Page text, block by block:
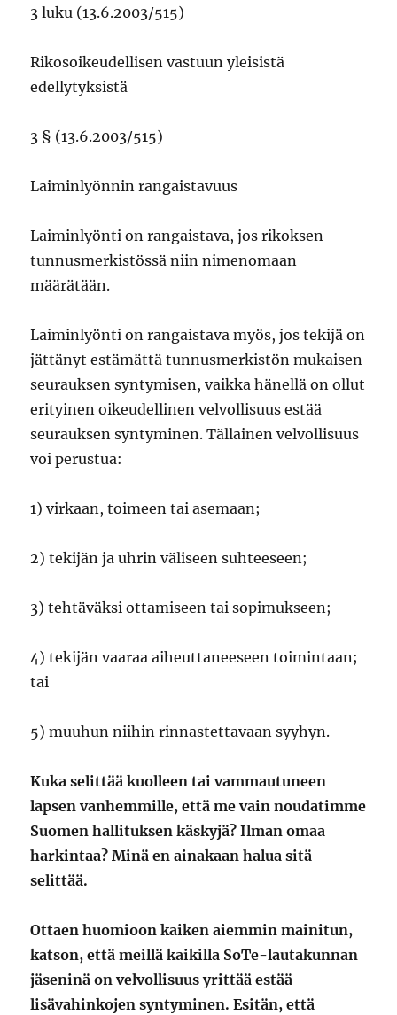
3 luku (13.6.2003/515)
Rikosoikeudellisen vastuun yleisistä
edellytyksistä
3 § (13.6.2003/515)
Laiminlyönnin rangaistavuus
Laiminlyönti on rangaistava, jos rikoksen
tunnusmerkistössä niin nimenomaan
määrätään.
Laiminlyönti on rangaistava myös, jos tekijä on
jättänyt estämättä tunnusmerkistön mukaisen
seurauksen syntymisen, vaikka hänellä on ollut
erityinen oikeudellinen velvollisuus estää
seurauksen syntyminen. Tällainen velvollisuus
voi perustua:
1) virkaan, toimeen tai asemaan;
2) tekijän ja uhrin väliseen suhteeseen;
3) tehtäväksi ottamiseen tai sopimukseen;
4) tekijän vaaraa aiheuttaneeseen toimintaan;
tai
5) muuhun niihin rinnastettavaan syyhyn.
Kuka selittää kuolleen tai vammautuneen
lapsen vanhemmille, että me vain noudatimme
Suomen hallituksen käskyjä? Ilman omaa
harkintaa? Minä en ainakaan halua sitä
selittää.
Ottaen huomioon kaiken aiemmin mainitun,
katson, että meillä kaikilla SoTe-lautakunnan
jäseninä on velvollisuus yrittää estää
lisävahinkojen syntyminen. Esitän, että